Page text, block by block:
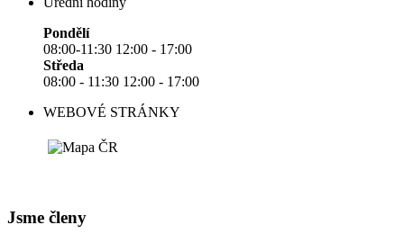
Pondělí
08:00-11:30 12:00 - 17:00
Středa
08:00 - 11:30 12:00 - 17:00
WEBOVÉ STRÁNKY
Jsme členy